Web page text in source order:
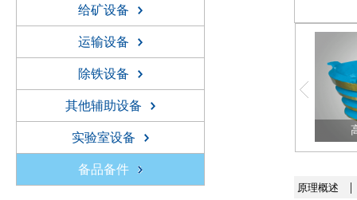
给矿设备
运输设备
除铁设备
其他辅助设备
实验室设备
备品备件
原理概述 |